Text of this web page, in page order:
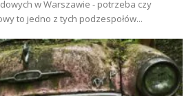
w Warszawie - potrzeba czy
to jedno z tych podzespołów...